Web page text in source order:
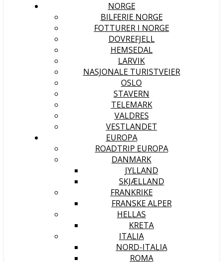
NORGE
BILFERIE NORGE
FOTTURER I NORGE
DOVREFJELL
HEMSEDAL
LARVIK
NASJONALE TURISTVEIER
OSLO
STAVERN
TELEMARK
VALDRES
VESTLANDET
EUROPA
ROADTRIP EUROPA
DANMARK
JYLLAND
SKJÆLLAND
FRANKRIKE
FRANSKE ALPER
HELLAS
KRETA
ITALIA
NORD-ITALIA
ROMA